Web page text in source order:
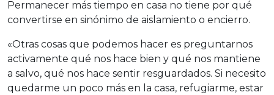
Permanecer más tiempo en casa no tiene por qué
convertirse en sinónimo de aislamiento o encierro.
«Otras cosas que podemos hacer es preguntarnos
activamente qué nos hace bien y qué nos mantiene
a salvo, qué nos hace sentir resguardados. Si necesito
quedarme un poco más en la casa, refugiarme, estar